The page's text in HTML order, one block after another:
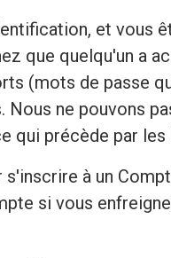
et vous
que quelqu'un a
(mots de passe
ne pouvons
qui précède par les
à un
si vous